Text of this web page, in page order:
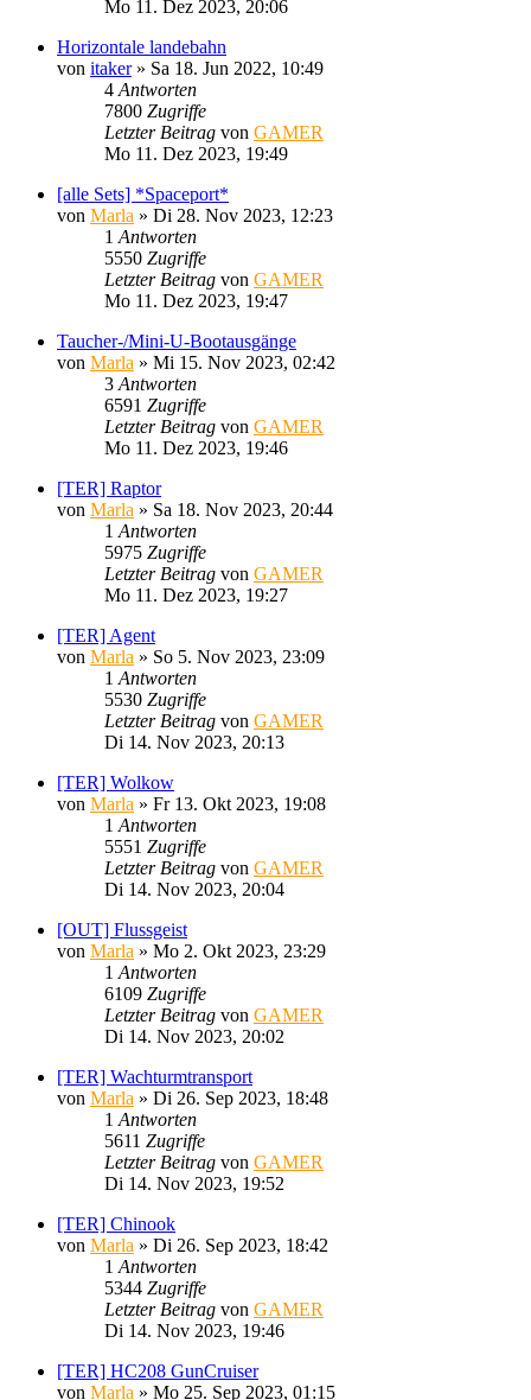
Mo 11. Dez 2023, 20:06
Horizontale landebahn
von itaker» Sa 18. Jun 2022, 10:49
4 Antworten
7800 Zugriffe
Letzter Beitrag von GAMER
Mo 11. Dez 2023, 19:49
[alle Sets] *Spaceport*
von Marla » Di 28. Nov 2023, 12:23
1 Antworten
5550 Zugriffe
Letzter Beitrag von GAMER
Mo 11. Dez 2023, 19:47
Taucher-/Mini-U-Bootausgänge
von Marla » Mi 15. Nov 2023, 02:42
3 Antworten
6591 Zugriffe
Letzter Beitrag von GAMER
Mo 11. Dez 2023, 19:46
[TER] Raptor
von Marla » Sa 18. Nov 2023, 20:44
1 Antworten
5975 Zugriffe
Letzter Beitrag von GAMER
Mo 11. Dez 2023, 19:27
[TER] Agent
von Marla » So 5. Nov 2023, 23:09
1 Antworten
5530 Zugriffe
Letzter Beitrag von GAMER
Di 14. Nov 2023, 20:13
[TER] Wolkow
von Marla » Fr 13. Okt 2023, 19:08
1 Antworten
5551 Zugriffe
Letzter Beitrag von GAMER
Di 14. Nov 2023, 20:04
[OUT] Flussgeist
von Marla » Mo 2. Okt 2023, 23:29
1 Antworten
6109 Zugriffe
Letzter Beitrag von GAMER
Di 14. Nov 2023, 20:02
[TER] Wachturmtransport
von Marla » Di 26. Sep 2023, 18:48
1 Antworten
5611 Zugriffe
Letzter Beitrag von GAMER
Di 14. Nov 2023, 19:52
[TER] Chinook
von Marla » Di 26. Sep 2023, 18:42
1 Antworten
5344 Zugriffe
Letzter Beitrag von GAMER
Di 14. Nov 2023, 19:46
[TER] HC208 GunCruiser
von Marla » Mo 25. Sep 2023, 01:15